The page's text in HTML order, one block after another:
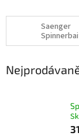
Saenger